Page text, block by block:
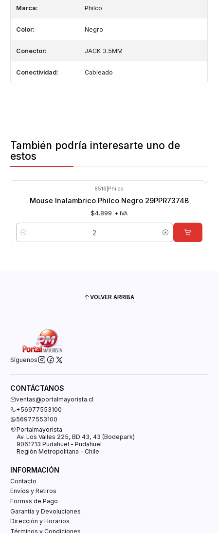
Marca: Philco
Color: Negro
Conector: JACK 3.5MM
Conectividad: Cableado
También podría interesarte uno de
estos
6516 Philco
Mouse Inalambrico Philco Negro 29PPR7374B
$4.899 + IVA
Cantidad
VOLVER ARRIBA
Síguenos
CONTÁCTANOS
ventas@portalmayorista.cl
+56977553100
56977553100
Portalmayorista
Av. Los Valles 225, BD 43, 43 (Bodepark)
9061713 Pudahuel - Pudahuel
Región Metropolitana - Chile
INFORMACIÓN
Contacto
Envíos y Retiros
Formas de Pago
Garantía y Devoluciones
Dirección y Horarios
Términos y Condiciones